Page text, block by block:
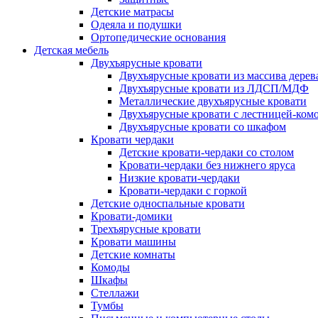
Детские матрасы
Одеяла и подушки
Ортопедические основания
Детская мебель
Двухъярусные кровати
Двухъярусные кровати из массива
Двухъярусные кровати из ЛДСП/МДФ
Металлические двухъярусные кровати
Двухъярусные кровати с лестницей-
Двухъярусные кровати со шкафом
Кровати чердаки
Детские кровати-чердаки со столом
Кровати-чердаки без нижнего яруса
Низкие кровати-чердаки
Кровати-чердаки с горкой
Детские односпальные кровати
Кровати-домики
Трехъярусные кровати
Кровати машины
Детские комнаты
Комоды
Шкафы
Стеллажи
Тумбы